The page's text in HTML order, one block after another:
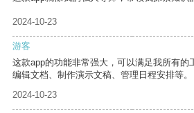
2024-10-23
游客
这款app的功能非常强大，可以满足我所有的
编辑文档、制作演示文稿、管理日程安排等。
2024-10-23